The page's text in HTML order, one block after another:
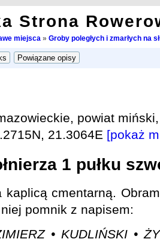
Strona
miejsca » Groby poległych i zmarłych na
powiat
21.3064E [pokaż
1 pułku
kaplicą cmentarną.
pomnik z napisem:
• KUDLIŃSKI •